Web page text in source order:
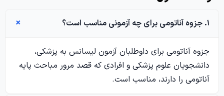
جزوه آناتومی برای داوطلبان آزمون لیسانس به پزشکی،
دانشجویان علوم پزشکی و افرادی که قصد مرور مباحث پایه
آناتومی را دارند، مناسب است.